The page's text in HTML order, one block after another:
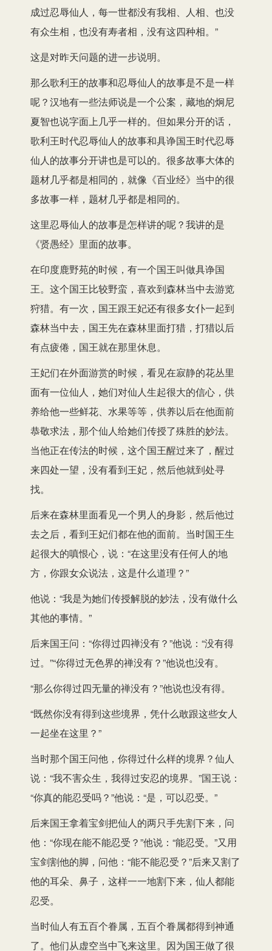
成过忍辱仙人，每一世都没有我相、人相、也没
有众生相，也没有寿者相，没有这四种相。”
这是对昨天问题的进一步说明。
那么歌利王的故事和忍辱仙人的故事是不是一样
呢？汉地有一些法师说是一个公案，藏地的炯尼
夏智也说字面上几乎一样的。但如果分开的话，
歌利王时代忍辱仙人的故事和具诤国王时代忍辱
仙人的故事分开讲也是可以的。很多故事大体的
题材几乎都是相同的，就像《百业经》当中的很
多故事一样，题材几乎都是相同的。
这里忍辱仙人的故事是怎样讲的呢？我讲的是
《贤愚经》里面的故事。
在印度鹿野苑的时候，有一个国王叫做具诤国
王。这个国王比较野蛮，喜欢到森林当中去游览
狩猎。有一次，国王跟王妃还有很多女仆一起到
森林当中去，国王先在森林里面打猎，打猎以后
有点疲倦，国王就在那里休息。
王妃们在外面游赏的时候，看见在寂静的花丛里
面有一位仙人，她们对仙人生起很大的信心，供
养给他一些鲜花、水果等等，供养以后在他面前
恭敬求法，那个仙人给她们传授了殊胜的妙法。
当他正在传法的时候，这个国王醒过来了，醒过
来四处一望，没有看到王妃，然后他就到处寻
找。
后来在森林里面看见一个男人的身影，然后他过
去之后，看到王妃们都在他的面前。当时国王生
起很大的嗔恨心，说：“在这里没有任何人的地
方，你跟女众说法，这是什么道理？”
他说：“我是为她们传授解脱的妙法，没有做什么
其他的事情。”
后来国王问：“你得过四禅没有？”他说：“没有得
过。”“你得过无色界的禅没有？”他说也没有。
“那么你得过四无量的禅没有？”他说也没有得。
“既然你没有得到这些境界，凭什么敢跟这些女人
一起坐在这里？”
当时那个国王问他，你得过什么样的境界？仙人
说：“我不害众生，我得过安忍的境界。”国王说：
“你真的能忍受吗？”他说：“是，可以忍受。”
后来国王拿着宝剑把仙人的两只手先割下来，问
他：“你现在能不能忍受？”他说：“能忍受。”又用
宝剑割他的脚，问他：“能不能忍受？”后来又割了
他的耳朵、鼻子，这样一一地割下来，仙人都能
忍受。
当时仙人有五百个眷属，五百个眷属都得到神通
了。他们从虚空当中飞来这里。因为国王做了很